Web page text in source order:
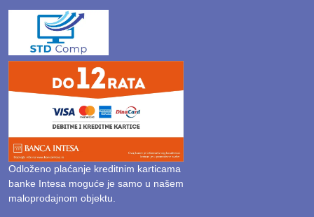
Odloženo plaćanje kreditnim karticama
banke Intesa moguće je samo u našem
maloprodajnom objektu.